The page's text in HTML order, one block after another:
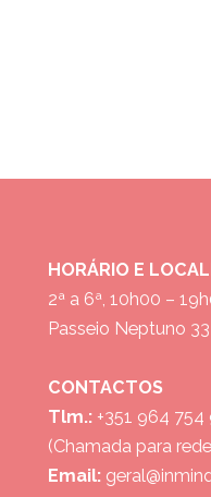
HORÁRIO E
2ª a 6ª, 10h00 –
Passeio Neptuno
CONTACTOS
Tlm.: +351 964 754
(Chamada para
Email: